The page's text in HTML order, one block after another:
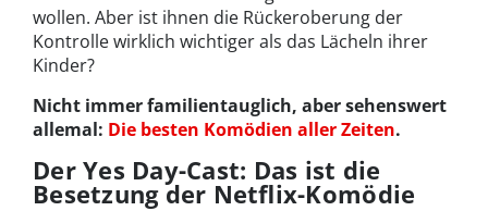
wollen. Aber ist ihnen die Rückeroberung der
Kontrolle wirklich wichtiger als das Lächeln ihrer
Kinder?
Nicht immer familientauglich, aber sehenswert
allemal: Die besten Komödien aller Zeiten.
Der Yes Day-Cast: Das ist die
Besetzung der Netflix-Komödie